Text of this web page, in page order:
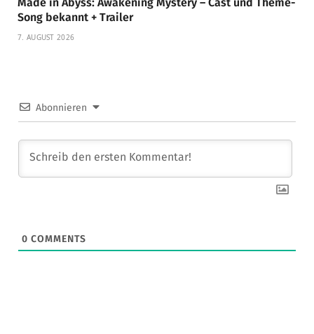
Song bekannt + Trailer
7. AUGUST 2026
Abonnieren
0 COMMENTS